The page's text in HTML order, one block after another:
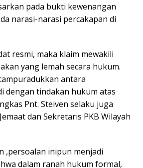
pada bukti kewenangan
narasi-narasi percakapan di
resmi, maka klaim mewakili
yang lemah secara hukum.
antara
dengan tindakan hukum atas
Pnt. Steiven selaku juga
dan Sekretaris PKB Wilayah
,persoalan inipun menjadi
dalam ranah hukum formal,